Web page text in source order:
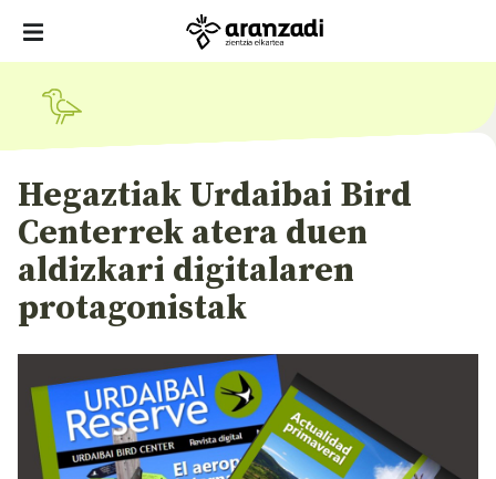
Hegaztiak Urdaibai Bird
Centerrek atera duen
aldizkari digitalaren
protagonistak